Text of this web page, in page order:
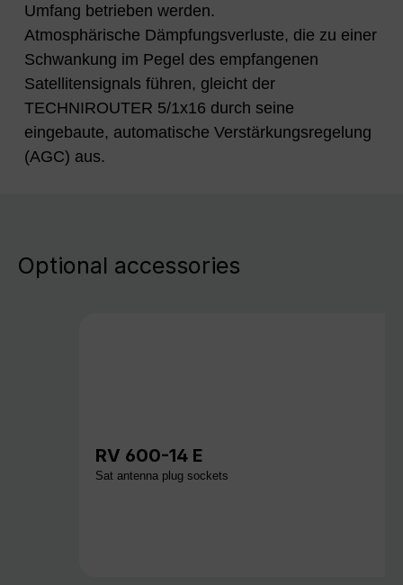
Umfang betrieben werden.
Atmosphärische Dämpfungsverluste, die zu einer
Schwankung im Pegel des empfangenen
Satellitensignals führen, gleicht der
TECHNIROUTER 5/1x16 durch seine
eingebaute, automatische Verstärkungsregelung
(AGC) aus.
Optional accessories
RV 600-14 E
Sat antenna plug sockets